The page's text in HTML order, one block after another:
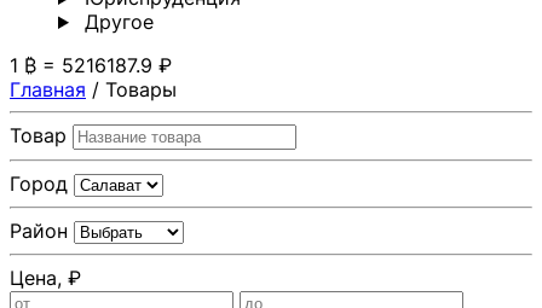
Другoе
1 ₿ = 5216187.9 ₽
Главная / Товары
Товар
Город
Район
Цена, ₽